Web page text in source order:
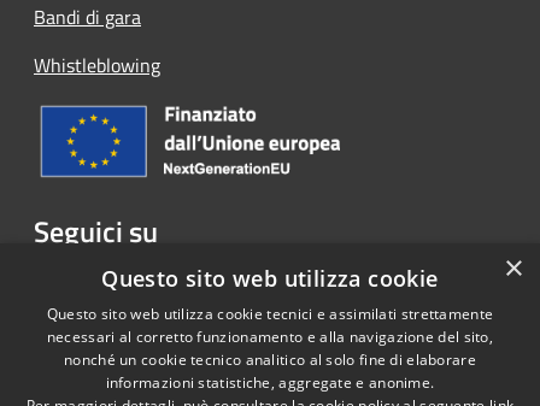
Bandi di gara
Whistleblowing
Seguici su
Facebook
Copyright © 2026 • Comune di
×
Questo sito web utilizza cookie
Questo sito web utilizza cookie tecnici e assimilati strettamente
necessari al corretto funzionamento e alla navigazione del sito,
nonché un cookie tecnico analitico al solo fine di elaborare
informazioni statistiche, aggregate e anonime.